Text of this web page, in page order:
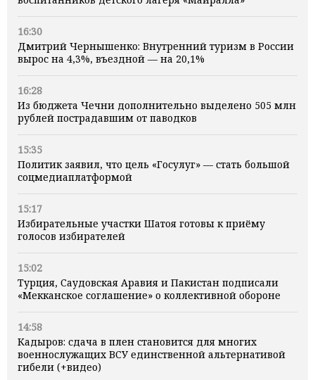
16:30
Дмитрий Чернышенко: Внутренний туризм в России
вырос на 4,3%, въездной — на 20,1%
16:28
Из бюджета Чечни дополнительно выделено 505 млн
рублей пострадавшим от паводков
15:35
Политик заявил, что цель «Госулуг» — стать большой
соцмедиаплатформой
15:17
Избирательные участки Шатоя готовы к приёму
голосов избирателей
15:02
Турция, Саудовская Аравия и Пакистан подписали
«Мекканское соглашение» о коллективной обороне
14:58
Кадыров: сдача в плен становится для многих
военнослужащих ВСУ единственной альтернативой
гибели (+видео)